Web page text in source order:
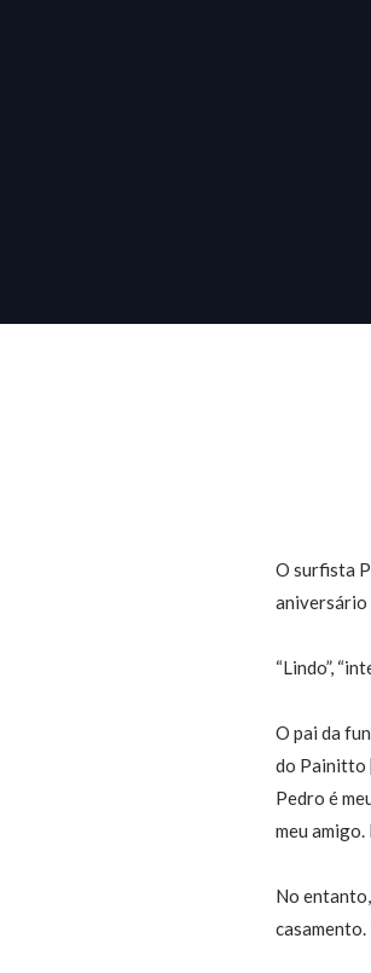
Osurfista
“Lindo”,
O pai da
do Painitto
Pedro é
meu
No
casamento.